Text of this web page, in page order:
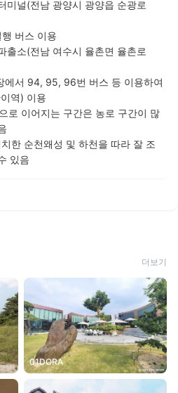
미널(전남 광양시 광양읍 순광로
버스 이용
출소(전남 여수시 율촌면 율촌로
에서 94, 95, 96번 버스 등 이용하여
역) 이용
로 이어지는 구간은 농로 구간이 많
한 순천왜성 및 하천을 따라 잘 조
있음
더보기
01DORA